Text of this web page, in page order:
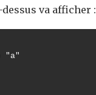
dessus va afficher :
"a"